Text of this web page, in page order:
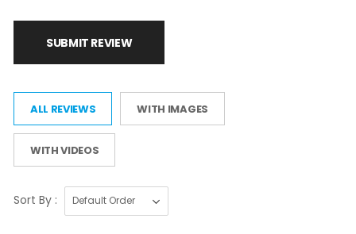
SUBMIT REVIEW
ALL REVIEWS WITH IMAGES
WITH VIDEOS
Sort By :